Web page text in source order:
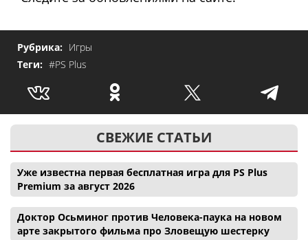
Рубрика: Игры
Теги: #PS Plus
СВЕЖИЕ СТАТЬИ
Уже известна первая бесплатная игра для PS Plus
Premium за август 2026
Доктор Осьминог против Человека-паука на новом
арте закрытого фильма про Зловещую шестерку